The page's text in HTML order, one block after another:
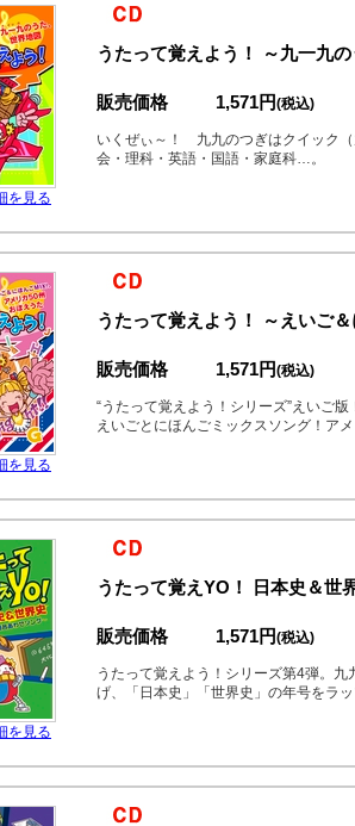
を見る
うたって覚えよう！ ～九一九
販売価格 1,571円(税込)
いくぜぃ～！ 九九のつぎはクイック
会・理科・英語・国語・家庭科…。
を見る
うたって覚えよう！ ～えいご
販売価格 1,571円(税込)
“うたって覚えよう！シリーズ”えいご版
えいごとにほんごミックスソング！ア
を見る
うたって覚えYO！ 日本史＆世
販売価格 1,571円(税込)
うたって覚えよう！シリーズ第4弾。
げ、「日本史」「世界史」の年号をラ